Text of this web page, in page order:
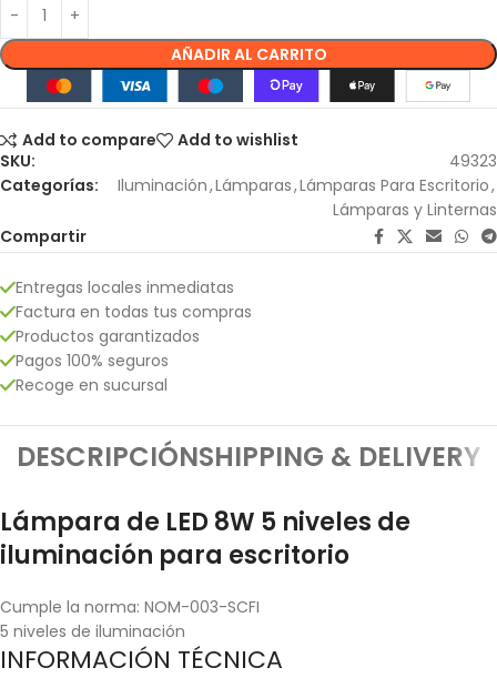
AÑADIR AL CARRITO
Add to compare
Add to wishlist
SKU:
49323
Categorías:
Iluminación,Lámparas,Lámparas Para Escritorio,
Lámparas y Linternas
Compartir
Entregas locales inmediatas
Factura en todas tus compras
Productos garantizados
Pagos 100% seguros
Recoge en sucursal
DESCRIPCIÓNSHIPPING & DELIVERY
Lámpara de LED 8W 5 niveles de
iluminación para escritorio
Cumple la norma: NOM-003-SCFI
5 niveles de iluminación
INFORMACIÓN TÉCNICA